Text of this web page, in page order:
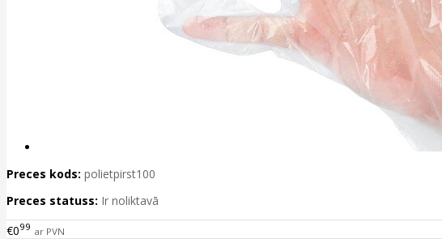
Preces kods: polietpirst100
Preces statuss: Ir noliktavā
€099 ar PVN